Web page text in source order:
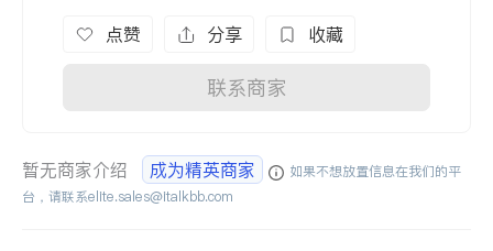
点赞 分享 收藏
联系商家
暂无商家介绍 成为精英商家
如果不想放置信息在我们的平
台，请联系elite.sales@italkbb.com